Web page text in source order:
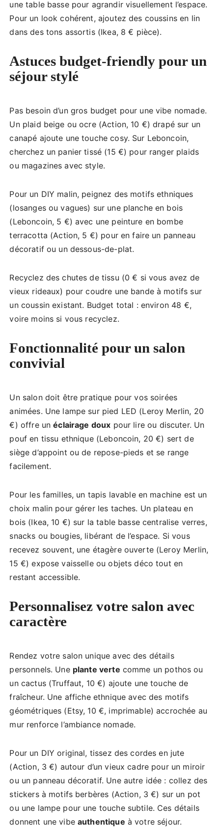
une table basse pour agrandir visuellement l’espace.
Pour un look cohérent, ajoutez des coussins en lin
dans des tons assortis (Ikea, 8 € pièce).
Astuces budget-friendly pour un
séjour stylé
Pas besoin d’un gros budget pour une vibe nomade.
Un plaid beige ou ocre (Action, 10 €) drapé sur un
canapé ajoute une touche cosy. Sur Leboncoin,
cherchez un panier tissé (15 €) pour ranger plaids
ou magazines avec style.
Pour un DIY malin, peignez des motifs ethniques
(losanges ou vagues) sur une planche en bois
(Leboncoin, 5 €) avec une peinture en bombe
terracotta (Action, 5 €) pour en faire un panneau
décoratif ou un dessous-de-plat.
Recyclez des chutes de tissu (0 € si vous avez de
vieux rideaux) pour coudre une bande à motifs sur
un coussin existant. Budget total : environ 48 €,
voire moins si vous recyclez.
Fonctionnalité pour un salon
convivial
Un salon doit être pratique pour vos soirées
animées. Une lampe sur pied LED (Leroy Merlin, 20
€) offre unéclairage doux pour lire ou discuter. Un
pouf en tissu ethnique (Leboncoin, 20 €) sert de
siège d’appoint ou de repose-pieds et se range
facilement.
Pour les familles, un tapis lavable en machine est un
choix malin pour gérer les taches. Un plateau en
bois (Ikea, 10 €) sur la table basse centralise verres,
snacks ou bougies, libérant de l’espace. Si vous
recevez souvent, une étagère ouverte (Leroy Merlin,
15 €) expose vaisselle ou objets déco tout en
restant accessible.
Personnalisez votre salon avec
caractère
Rendez votre salon unique avec des détails
personnels. Une plante verte comme un pothos ou
un cactus (Truffaut, 10 €) ajoute une touche de
fraîcheur. Une affiche ethnique avec des motifs
géométriques (Etsy, 10 €, imprimable) accrochée au
mur renforce l’ambiance nomade.
Pour un DIY original, tissez des cordes en jute
(Action, 3 €) autour d’un vieux cadre pour un miroir
ou un panneau décoratif. Une autre idée : collez des
stickers à motifs berbères (Action, 3 €) sur un pot
ou une lampe pour une touche subtile. Ces détails
donnent une vibeauthentique à votre séjour.